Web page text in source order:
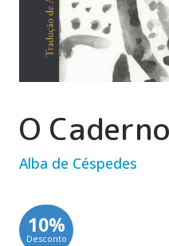
O
Alba de Céspedes
10%
Desconto